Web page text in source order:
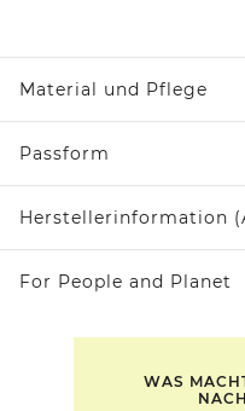
Material und Pflege
Passform
Herstellerinformation
For People and Planet
WAS